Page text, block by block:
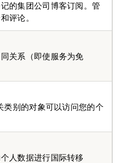
的集团公司博客订阅。管
评论。
关系（即使服务为免
类别的对象可以访问您的个
人数据进行国际转移